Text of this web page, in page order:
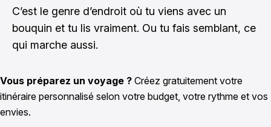
C’est le genre d’endroit où tu viens avec un
bouquin et tu lis vraiment. Ou tu fais semblant, ce
qui marche aussi.
Vous préparez un voyage ? Créez gratuitement votre
itinéraire personnalisé selon votre budget, votre rythme et vos
envies.